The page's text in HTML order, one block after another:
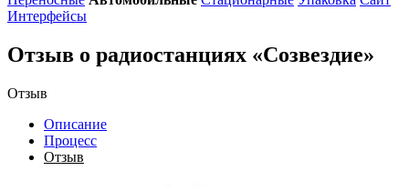
Интерфейсы
Отзыв о радиостанциях «Созвездие»
Отзыв
Описание
Процесс
Отзыв